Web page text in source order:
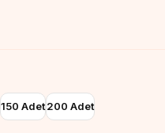
150 Adet200 Adet